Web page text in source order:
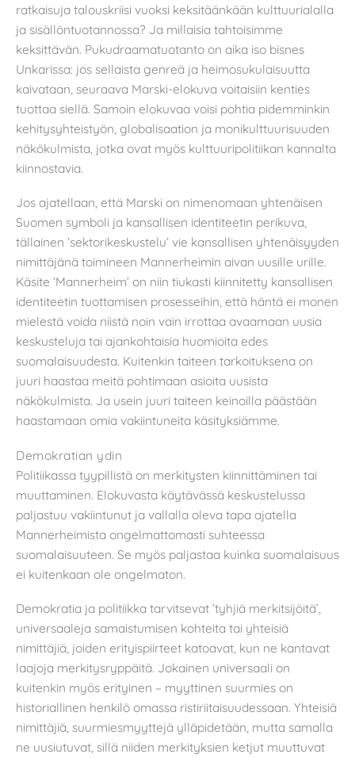
ratkaisuja talouskriisi vuoksi keksitäänkään kulttuurialalla
ja sisällöntuotannossa? Ja millaisia tahtoisimme
keksittävän. Pukudraamatuotanto on aika iso bisnes
Unkarissa: jos sellaista genreä ja heimosukulaisuutta
kaivataan, seuraava Marski-elokuva voitaisiin kenties
tuottaa siellä. Samoin elokuvaa voisi pohtia pidemminkin
kehitysyhteistyön, globalisaation ja monikulttuurisuuden
näkökulmista, jotka ovat myös kulttuuripolitiikan kannalta
kiinnostavia.
Jos ajatellaan, että Marski on nimenomaan yhtenäisen
Suomen symboli ja kansallisen identiteetin perikuva,
tällainen ’sektorikeskustelu’ vie kansallisen yhtenäisyyden
nimittäjänä toimineen Mannerheimin aivan uusille urille.
Käsite ’Mannerheim’ on niin tiukasti kiinnitetty kansallisen
identiteetin tuottamisen prosesseihin, että häntä ei monen
mielestä voida niistä noin vain irrottaa avaamaan uusia
keskusteluja tai ajankohtaisia huomioita edes
suomalaisuudesta. Kuitenkin taiteen tarkoituksena on
juuri haastaa meitä pohtimaan asioita uusista
näkökulmista. Ja usein juuri taiteen keinoilla päästään
haastamaan omia vakiintuneita käsityksiämme.
Demokratian ydin
Politiikassa tyypillistä on merkitysten kiinnittäminen tai
muuttaminen. Elokuvasta käytävässä keskustelussa
paljastuu vakiintunut ja vallalla oleva tapa ajatella
Mannerheimista ongelmattomasti suhteessa
suomalaisuuteen. Se myös paljastaa kuinka suomalaisuus
ei kuitenkaan ole ongelmaton.
Demokratia ja politiikka tarvitsevat ’tyhjiä merkitsijöitä’,
universaaleja samaistumisen kohteita tai yhteisiä
nimittäjiä, joiden erityispiirteet katoavat, kun ne kantavat
laajoja merkitysryppäitä. Jokainen universaali on
kuitenkin myös erityinen – myyttinen suurmies on
historiallinen henkilö omassa ristiriitaisuudessaan. Yhteisiä
nimittäjiä, suurmiesmyyttejä ylläpidetään, mutta samalla
ne uusiutuvat, sillä niiden merkityksien ketjut muuttuvat